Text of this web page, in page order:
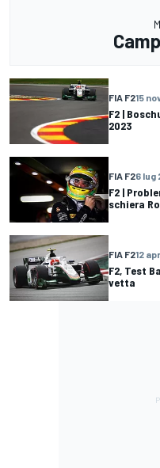
FIA F215
F2 |
2023
FIA F26 lug
F2 |
schiera
FIA F212
F2, Test
vetta